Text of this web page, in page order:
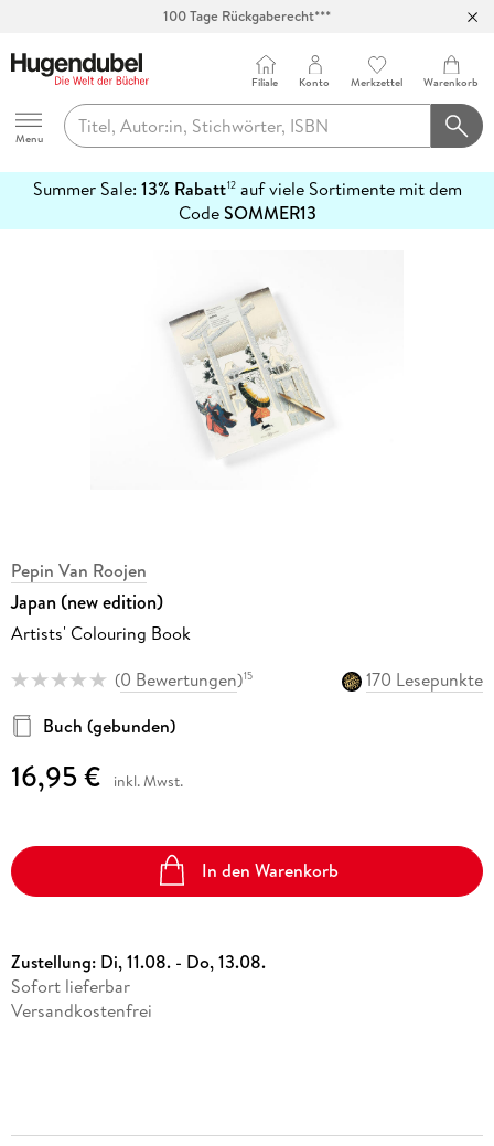
100 Tage Rückgaberecht***
Hugendubel
Menu
Filiale Konto Merkzettel Warenkorb
Summer Sale: 13% Rabatt12auf viele Sortimente mit dem
CodeSOMMER13
erfahren
Pepin Van Roojen
Japan (new edition)
Artists' Colouring Book
(0 Bewertungen)15
170 Lesepunkte
Buch (gebunden)
16,95 € inkl. Mwst.
In den Warenkorb
Zustellung: Di, 11.08. - Do, 13.08.
Sofort lieferbar
Versandkostenfrei